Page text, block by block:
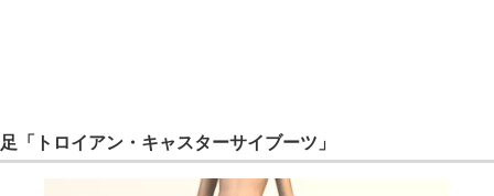
足「トロイアン・キャスターサイブーツ」